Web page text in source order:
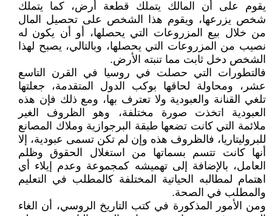
يقوم على أن المالك يتملك قطعة أرض، كما يتملك
شخص يزرعها، ويقوم هذا الشخص على تحصيل المال
من خلال بيع المزروعات التي يحصلها، أو أن يكون له
نصيب من المزروعات التي يحصلها، وبالتالي، يصبح لهذا
الشخص دخل ثابت مما تنبته الأرض.
فالتطورات التي حصلت في روسيا في القرن التاسع
عشر، ومحاولة لحاقها بوكب الدول المتقدمة، جعلتها
تلغي القنانة والعبودية ولا تعترف بها، ومع ذلك فإن هذه
العبودية اتخذت صورة مختلفة، وهو الظروف الغير
ملائمة التي كانت تضعها طبقة البرجوازية وملاك المصانع
للبروليتاريا، فالظروف هذه وإن لم تكن تسمى عبودية، إلا
أنها كانت تتسم بسماتها من استغلال الحقوق وظلم
العامل، بالإضافة إلى تهميشه كمجموعة وعدم إيلاء أي
اهتمام لمطالبه الحياتية المختلفة كالمطلب في التعليم
والمطلب في الصحة.
ومن الأمور المذكورة في كتب التاريخ الروسي، أن الغاء